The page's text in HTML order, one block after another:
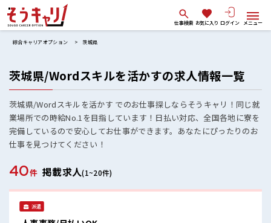
仕事検索 お気に入り ログイン メニュー
綜合キャリアオプション 茨城県
茨城県/Wordスキルを活かすの求人情報一覧
茨城県/Wordスキルを活かす でのお仕事探しならそうキャリ！同じ就
業場所での時給No.1を目指しています！日払い対応、全国各地に寮を
完備しているので安心してお仕事ができます。あなたにぴったりのお
仕事を見つけてください！
40件 掲載求人(1~20件)
派遣